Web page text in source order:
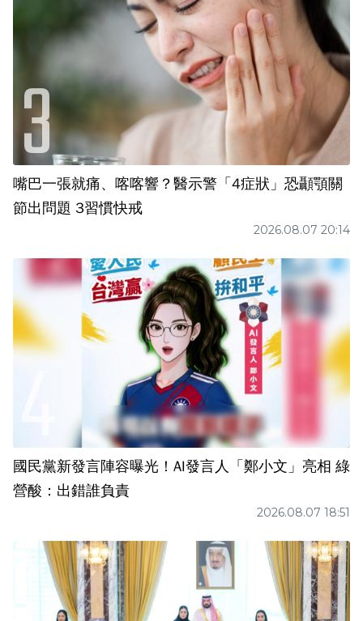
嘴巴一張就痛、喀喀響？醫示警「4症狀」恐顳顎關
節出問題 3習慣快戒
2026.08.07 20:14
國民黨新發言陣容曝光！AI發言人「鄭小文」亮相 綠
營酸：出錯誰負責
2026.08.07 18:51